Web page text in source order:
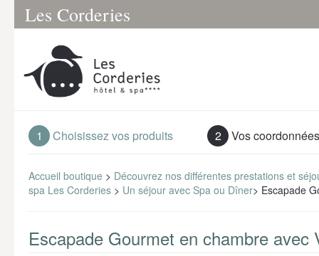
Les Corderies
1 Choisissez vos produits 2 Vos coordonnées
Accueil boutique > Découvrez nos différentes prestations et
spa Les Corderies > Un séjour avec Spa ou Dîner> Escapade
Escapade Gourmet en chambre avec